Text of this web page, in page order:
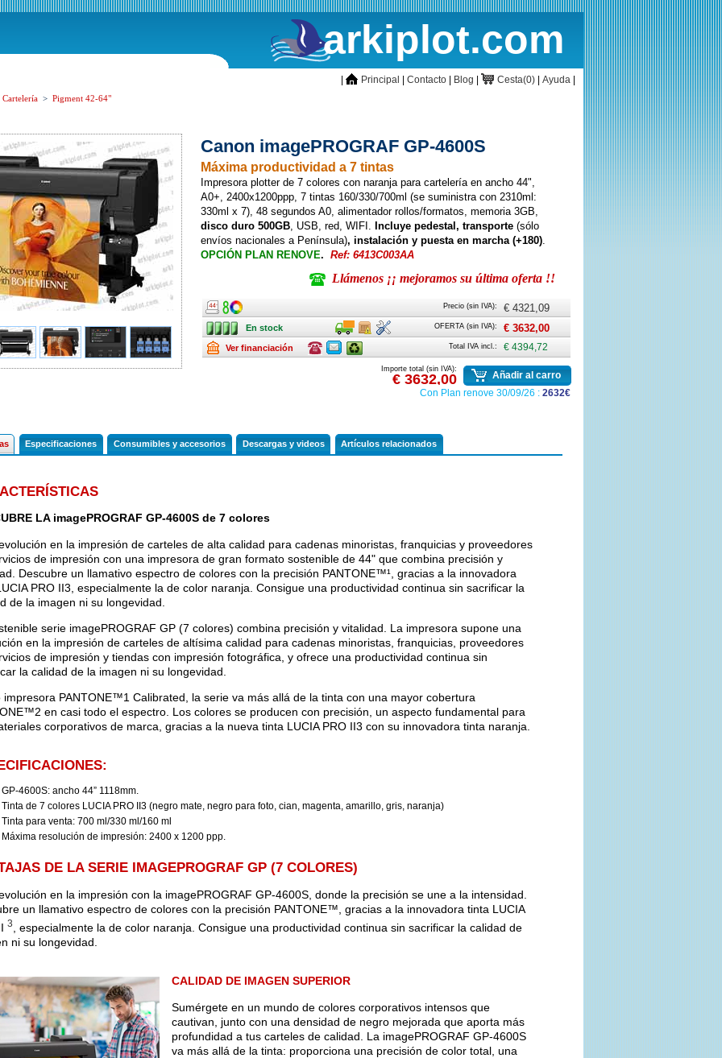
arkiplot.com
inicioPrincipal Contacto Blog CestaCesta(0) Ayuda
Cartelería > Pigment 42-64"
Canon imagePROGRAF GP-4600S
Máxima productividad a 7 tintas
Impresora plotter de 7 colores con naranja para cartelería en ancho 44",
A0+, 2400x1200ppp, 7 tintas 160/330/700ml (se suministra con 2310ml:
330ml x 7), 48 segundos A0, alimentador rollos/formatos, memoria 3GB,
disco duro 500GB, USB, red, WIFI. Incluye pedestal, transporte (sólo
envíos nacionales a Península), instalación y puesta en marcha (+180).
OPCIÓN PLAN RENOVE. Ref: 6413C003AA
Llámenos ¡¡ mejoramos su última oferta !!
AnchoAncho Precio (sin IVA): € 4321,09
En stock En stock Transporte
Caja Instalación OFERTA (sin IVA): € 3632,00
RentingVer financiación
Consulte
ofertas
Consulte
ofertas
Plan
Renove
Total IVA incl.: € 4394,72
Importe total (sin IVA):
€ 3632,00
Añadir al carro
Con Plan renove 30/09/26 : 2632€
Especificaciones Consumibles y accesorios Descargas y videos Artículos relacionados
LA imagePROGRAF GP-4600S de 7 colores
en la impresión de carteles de alta calidad para cadenas minoristas, franquicias y proveedores
de impresión con una impresora de gran formato sostenible de 44" que combina precisión y
Descubre un llamativo espectro de colores con la precisión PANTONE™¹, gracias a la innovadora
PRO II3, especialmente la de color naranja. Consigue una productividad continua sin sacrificar la
de la imagen ni su longevidad.
serie imagePROGRAF GP (7 colores) combina precisión y vitalidad. La impresora supone una
en la impresión de carteles de altísima calidad para cadenas minoristas, franquicias, proveedores
de impresión y tiendas con impresión fotográfica, y ofrece una productividad continua sin
la calidad de la imagen ni su longevidad.
impresora PANTONE™1 Calibrated, la serie va más allá de la tinta con una mayor cobertura
en casi todo el espectro. Los colores se producen con precisión, un aspecto fundamental para
corporativos de marca, gracias a la nueva tinta LUCIA PRO II3 con su innovadora tinta naranja.
GP-4600S: ancho 44” 1118mm.
Tinta de 7 colores LUCIA PRO II3 (negro mate, negro para foto, cian, magenta, amarillo, gris, naranja)
Tinta para venta: 700 ml/330 ml/160 ml
Máxima resolución de impresión: 2400 x 1200 ppp.
DE LA SERIE IMAGEPROGRAF GP (7 COLORES)
en la impresión con la imagePROGRAF GP-4600S, donde la precisión se une a la intensidad.
un llamativo espectro de colores con la precisión PANTONE™, gracias a la innovadora tinta LUCIA
3
, especialmente la de color naranja. Consigue una productividad continua sin sacrificar la calidad de
ni su longevidad.
CALIDAD DE IMAGEN SUPERIOR
Sumérgete en un mundo de colores corporativos intensos que
cautivan, junto con una densidad de negro mejorada que aporta más
profundidad a tus carteles de calidad. La imagePROGRAF GP-4600S
va más allá de la tinta: proporciona una precisión de color total, una